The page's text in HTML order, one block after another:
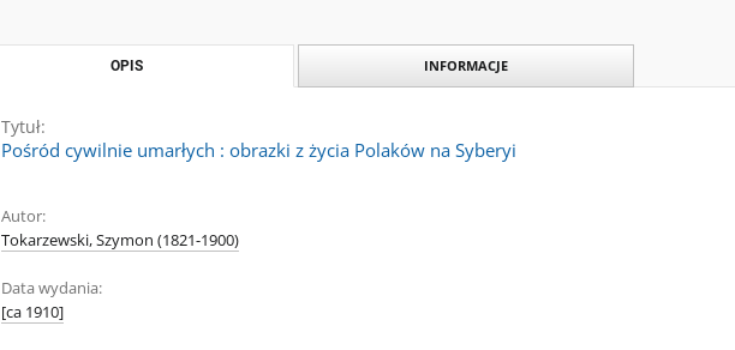
OPIS INFORMACJE
Tytuł:
Pośród cywilnie umarłych : obrazki z życia Polaków na Syberyi
Autor:
Tokarzewski, Szymon (1821-1900)
Data wydania:
[ca 1910]